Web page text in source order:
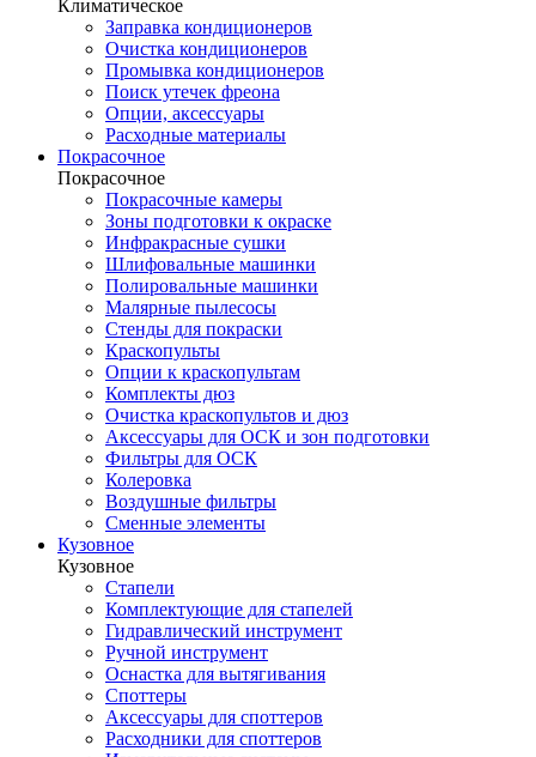
Климатическое
Заправка кондиционеров
Очистка кондиционеров
Промывка кондиционеров
Поиск утечек фреона
Опции, аксессуары
Расходные материалы
Покрасочное
Покрасочное
Покрасочные камеры
Зоны подготовки к окраске
Инфракрасные сушки
Шлифовальные машинки
Полировальные машинки
Малярные пылесосы
Стенды для покраски
Краскопульты
Опции к краскопультам
Комплекты дюз
Очистка краскопультов и дюз
Аксессуары для ОСК и зон подготовки
Фильтры для ОСК
Колеровка
Воздушные фильтры
Сменные элементы
Кузовное
Кузовное
Стапели
Комплектующие для стапелей
Гидравлический инструмент
Ручной инструмент
Оснастка для вытягивания
Споттеры
Аксессуары для споттеров
Расходники для споттеров